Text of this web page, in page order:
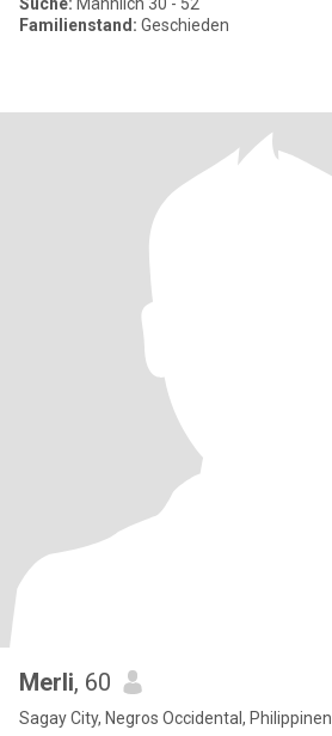
Familienstand: Geschieden
Merli, 60
Sagay City, Negros Occidental, Philippinen